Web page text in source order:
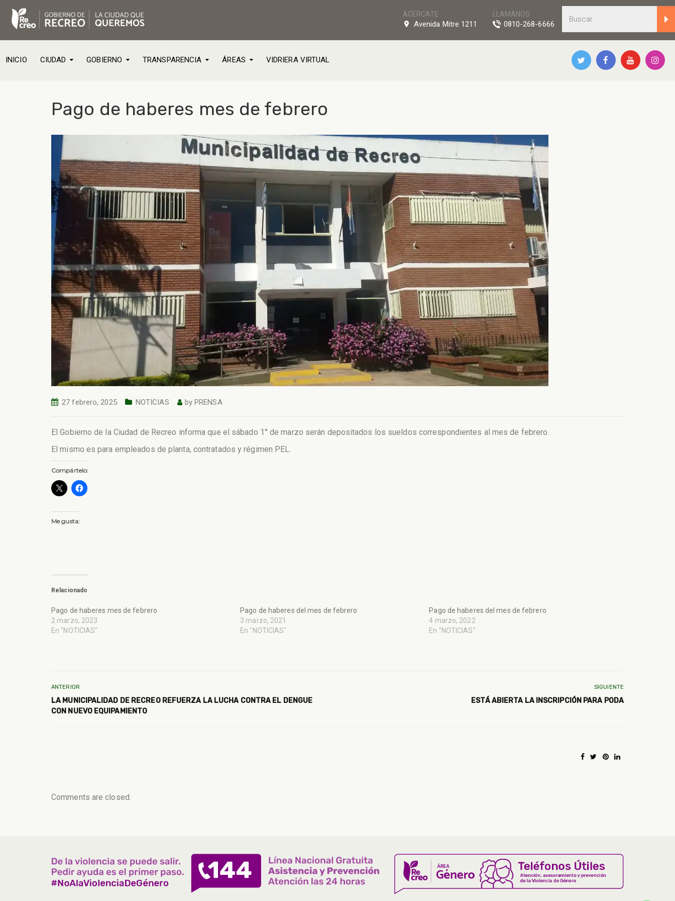
LLAMANOS
0810-268-6666
ACERCATE
Avenida Mitre 1211
INICIO CIUDAD GOBIERNO TRANSPARENCIA ÁREAS VIDRIERA VIRTUAL
Pago de haberes mes de febrero
27 febrero, 2025 NOTICIAS byPRENSA
El Gobierno de la Ciudad de Recreo informa que el sábado 1° de marzo serán depositados los sueldos correspondientes al mes de febrero.
El mismo es para empleados de planta, contratados y régimen PEL.
Compártelo:
Me gusta:
Relacionado
Pago de haberes mes de febrero
2 marzo, 2023
En "NOTICIAS"
Pago de haberes del mes de febrero
3 marzo, 2021
En "NOTICIAS"
Pago de haberes del mes de febrero
4 marzo, 2022
En "NOTICIAS"
ANTERIOR
LA MUNICIPALIDAD DE RECREO REFUERZA LA LUCHA CONTRA EL DENGUE
CON NUEVO EQUIPAMIENTO
SIGUIENTE
ESTÁ ABIERTA LA INSCRIPCIÓN PARA PODA
Comments are closed.